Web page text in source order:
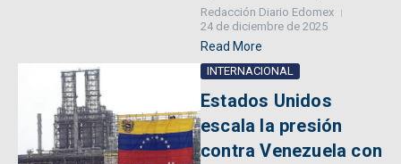
Redacción Diario Edomex
24 de diciembre de 2025
Read More
INTERNACIONAL
Estados Unidos
escala la presión
contra Venezuela con